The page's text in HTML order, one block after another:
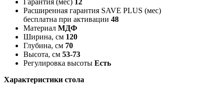
Расширенная гарантия SAVE PLUS (мес)
бесплатна при активации 48
Материал МДФ
Ширина, см 120
Глубина, см 70
Высота, см 53-73
Регулировка высоты Есть
Характеристики стола